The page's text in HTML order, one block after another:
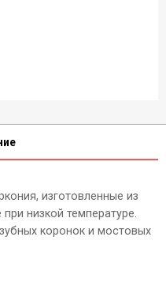
изготовленные из
низкой температуре.
коронок и мостовых